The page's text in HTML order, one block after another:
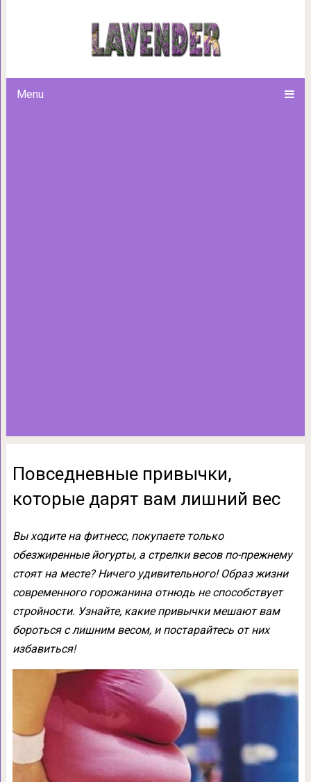
Menu
Повседневные привычки,
Повседневные привычки,
которые дарят вам лишний вес
Вы ходите на фитнесс, покупаете только
обезжиренные йогурты, а стрелки весов по-прежнему
стоят на месте? Ничего удивительного! Образ жизни
современного горожанина отнюдь не способствует
стройности. Узнайте, какие привычки мешают вам
бороться с лишним весом, и постарайтесь от них
избавиться!